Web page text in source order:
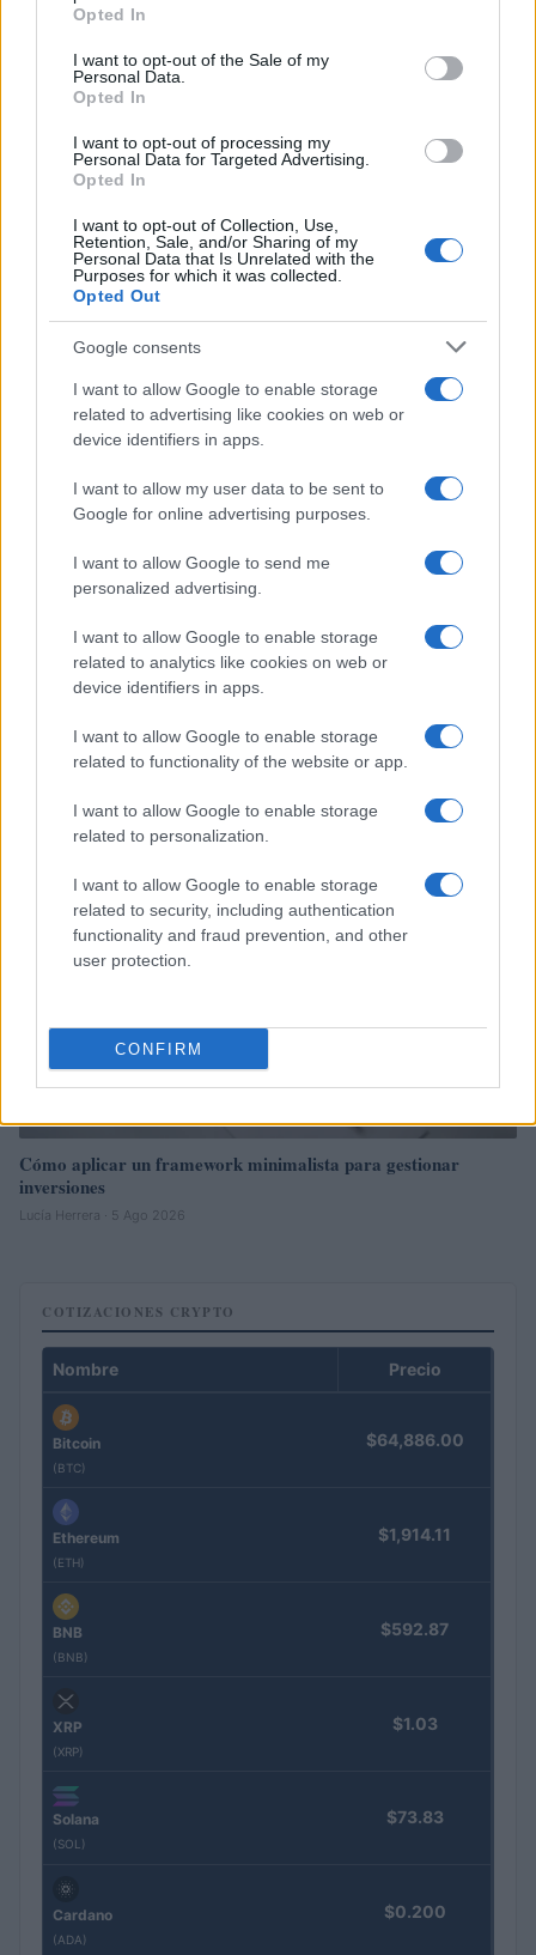
use your data for below specified purposes in below Google
consent section.
Opted In
I want to opt-out of the Sale of my
Personal Data.
Opted In
I want to opt-out of processing my
Personal Data for Targeted Advertising.
Opted In
I want to opt-out of Collection, Use,
Retention, Sale, and/or Sharing of my
Personal Data that Is Unrelated with the
Purposes for which it was collected.
Opted Out
Google consents
I want to allow Google to enable storage
related to advertising like cookies on web or
device identifiers in apps.
I want to allow my user data to be sent to
Google for online advertising purposes.
I want to allow Google to send me
personalized advertising.
I want to allow Google to enable storage
related to analytics like cookies on web or
device identifiers in apps.
I want to allow Google to enable storage
related to functionality of the website or app.
I want to allow Google to enable storage
related to personalization.
I want to allow Google to enable storage
related to security, including authentication
functionality and fraud prevention, and other
user protection.
CONFIRM
Guía para evaluar RWA: custodios, oráculos, liquidez y riesgo
Marta Ruiz · 6 Ago 2026
INVERSIONES
Diferencias entre análisis técnico y fundamental: cuándo
aplicar cada método
INVERSIONES
Cómo aplicar un framework minimalista para gestionar
inversiones
Lucía Herrera · 5 Ago 2026
COTIZACIONES CRYPTO
Nombre Precio
Bitcoin
(BTC)
$64,886.00
Ethereum
(ETH)
$1,914.11
BNB
(BNB)
$592.87
XRP
(XRP)
$1.03
Solana
(SOL)
$73.83
Cardano
(ADA)
$0.200